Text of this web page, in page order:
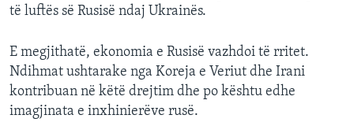
të luftës së Rusisë ndaj Ukrainës.
E megjithatë, ekonomia e Rusisë vazhdoi të rritet.
Ndihmat ushtarake nga Koreja e Veriut dhe Irani
kontribuan në këtë drejtim dhe po kështu edhe
imagjinata e inxhinierëve rusë.